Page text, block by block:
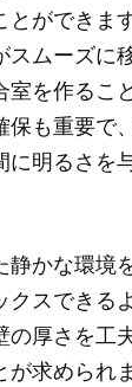
とができま
スムーズに
を作るこ
保も重要で
に明るさを
静かな環境
スできる
厚さを工
が求められ